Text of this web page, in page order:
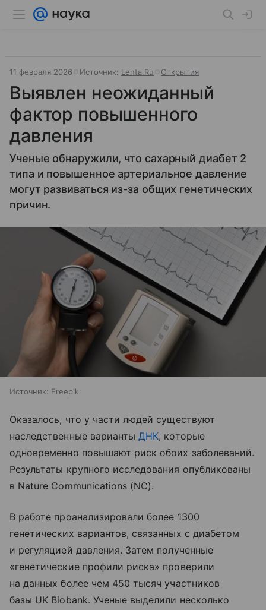
11 февраля 2026 Источник: Lenta.Ru Открытия
Выявлен неожиданный
фактор повышенного
давления
Ученые обнаружили, что сахарный диабет 2
типа и повышенное артериальное давление
могут развиваться из-за общих генетических
причин.
Источник: Freepik
Оказалось, что у части людей существуют
наследственные вариантыДНК, которые
одновременно повышают риск обоих заболеваний.
Результаты крупного исследования опубликованы
в Nature Communications (NC).
В работе проанализировали более 1300
генетических вариантов, связанных с диабетом
и регуляцией давления. Затем полученные
«генетические профили риска» проверили
на данных более чем 450 тысяч участников
базы UK Biobank. Ученые выделили несколько